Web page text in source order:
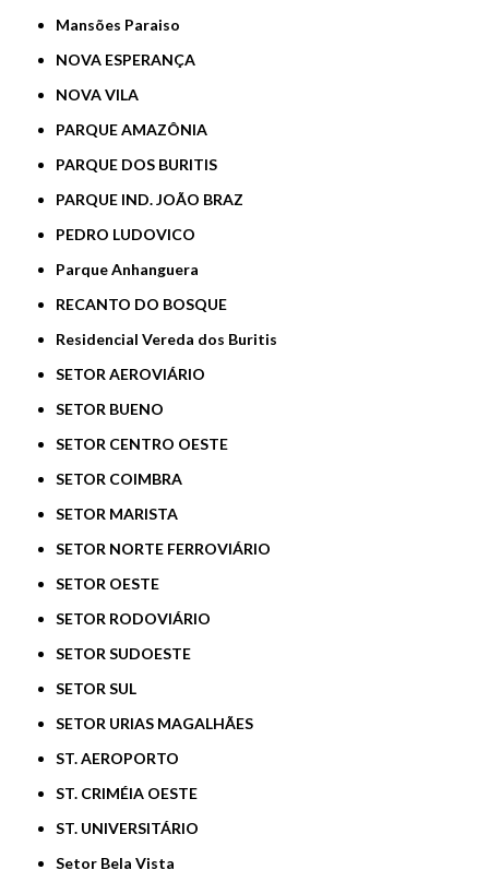
Mansões Paraiso
NOVA ESPERANÇA
NOVA VILA
PARQUE AMAZÔNIA
PARQUE DOS BURITIS
PARQUE IND. JOÃO BRAZ
PEDRO LUDOVICO
Parque Anhanguera
RECANTO DO BOSQUE
Residencial Vereda dos Buritis
SETOR AEROVIÁRIO
SETOR BUENO
SETOR CENTRO OESTE
SETOR COIMBRA
SETOR MARISTA
SETOR NORTE FERROVIÁRIO
SETOR OESTE
SETOR RODOVIÁRIO
SETOR SUDOESTE
SETOR SUL
SETOR URIAS MAGALHÃES
ST. AEROPORTO
ST. CRIMÉIA OESTE
ST. UNIVERSITÁRIO
Setor Bela Vista